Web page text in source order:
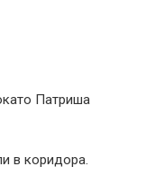
Патриша
в коридора.